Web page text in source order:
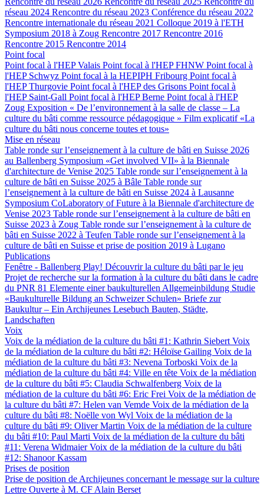
réseau 2024 Rencontre du réseau 2023 Conférence du réseau 2022
Rencontre internationale du réseau 2021 Colloque 2019 à l'ETH
Symposium 2018 à Zoug Rencontre 2017 Rencontre 2016
Rencontre 2015 Rencontre 2014
Point focal
Point focal à l'HEP Valais Point focal à l'HEP FHNW Point focal à
l'HEP Schwyz Point focal à la HEPIPH Fribourg Point focal à
l'HEP Thurgovie Point focal à l'HEP des Grisons Point focal à
l'HEP Saint-Gall Point focal à l'HEP Berne Point focal à l'HEP
Zoug Exposition « De l’environnement à la salle de classe – La
culture du bâti comme ressource pédagogique » Film explicatif «La
culture du bâti nous concerne toutes et tous»
Mise en réseau
Table ronde sur l’enseignement à la culture de bâti en Suisse 2026
au Ballenberg Symposium «Get involved VII» à la Biennale
d'architecture de Venise 2025 Table ronde sur l’enseignement à la
culture de bâti en Suisse 2025 à Bâle Table ronde sur
l’enseignement à la culture de bâti en Suisse 2024 à Lausanne
Symposium CoLaboratory of Future à la Biennale d'architecture de
Venise 2023 Table ronde sur l’enseignement à la culture de bâti en
Suisse 2023 à Zoug Table ronde sur l’enseignement à la culture de
bâti en Suisse 2022 à Teufen Table ronde sur l’enseignement à la
culture de bâti en Suisse et prise de position 2019 à Lugano
Publications
Fenêtre - Ballenberg Play! Découvrir la culture du bâti par le jeu
Projet de recherche sur la formation à la culture du bâti dans le cadre
du PNR 81 Elemente einer baukulturellen Allgemeinbildung Studie
«Baukulturelle Bildung an Schweizer Schulen» Briefe zur
Baukultur – Ein Archijeunes Lesebuch Bauten, Städte,
Landschaften
Voix
Voix de la médiation de la culture du bâti #1: Kathrin Siebert Voix
de la médiation de la culture du bâti #2: Héloïse Gailing Voix de la
médiation de la culture du bâti #3: Nevena Torboski Voix de la
médiation de la culture du bâti #4: Ville en tête Voix de la médiation
de la culture du bâti #5: Claudia Schwalfenberg Voix de la
médiation de la culture du bâti #6: Eric Frei Voix de la médiation de
la culture du bâti #7: Helen van Vemde Voix de la médiation de la
culture du bâti #8: Noëlle von Wyl Voix de la médiation de la
culture du bâti #9: Oliver Martin Voix de la médiation de la culture
du bâti #10: Paul Marti Voix de la médiation de la culture du bâti
#11: Verena WidmaierVoix de la médiation de la culture du bâti
#12: Shanoor Kassam
Prises de position
Prise de position de Archijeunes concernant le message sur la culture
Lettre Ouverte à M. CF Alain Berset